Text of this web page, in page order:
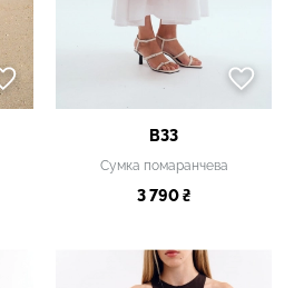
B33
Сумка помаранчева
3 790 ₴